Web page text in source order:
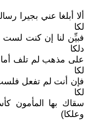
ألا أبلغا عني بجيرا
لكا
فبيِّن لنا إن كنت
دلكا
على مذهب لم تلف أما
لكا
فإن أنت لم تفعل
لكا
سقاك بها المأمون
وعلكا)